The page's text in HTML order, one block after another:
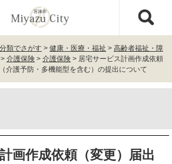
分類でさがす > 健康・医療・福祉 > 高齢者福祉・障
> 介護保険 > 介護保険 > 居宅サービス計画作成依頼
介護予防・多機能型を含む）の提出について
画作成依頼（変更）届出